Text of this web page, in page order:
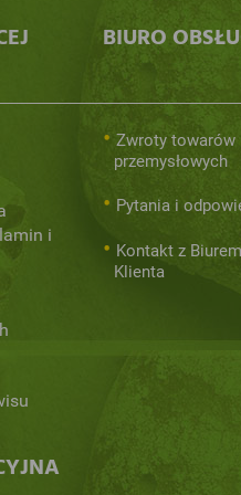
i
BIURO
Zwroty towarów
przemysłowych
Pytania i
Kontakt z
Klienta